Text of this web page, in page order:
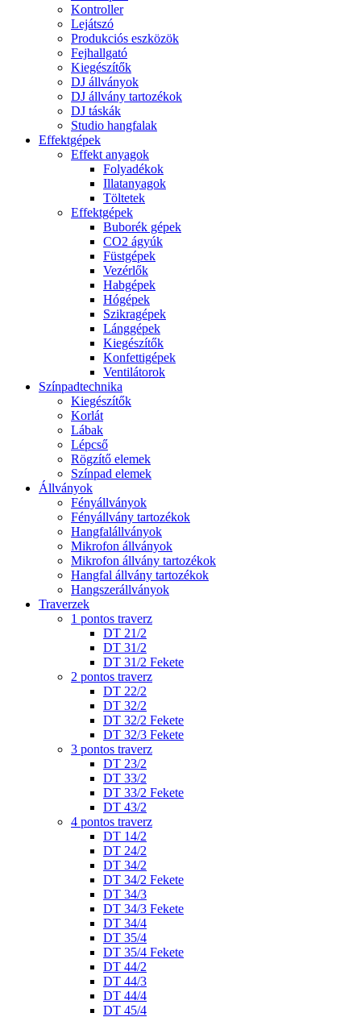
Kontroller
Lejátszó
Produkciós eszközök
Fejhallgató
Kiegészítők
DJ állványok
DJ állvány tartozékok
DJ táskák
Studio hangfalak
Effektgépek
Effekt anyagok
Folyadékok
Illatanyagok
Töltetek
Effektgépek
Buborék gépek
CO2 ágyúk
Füstgépek
Vezérlők
Habgépek
Hógépek
Szikragépek
Lánggépek
Kiegészítők
Konfettigépek
Ventilátorok
Színpadtechnika
Kiegészítők
Korlát
Lábak
Lépcső
Rögzítő elemek
Színpad elemek
Állványok
Fényállványok
Fényállvány tartozékok
Hangfalállványok
Mikrofon állványok
Mikrofon állvány tartozékok
Hangfal állvány tartozékok
Hangszerállványok
Traverzek
1 pontos traverz
DT 21/2
DT 31/2
DT 31/2 Fekete
2 pontos traverz
DT 22/2
DT 32/2
DT 32/2 Fekete
DT 32/3 Fekete
3 pontos traverz
DT 23/2
DT 33/2
DT 33/2 Fekete
DT 43/2
4 pontos traverz
DT 14/2
DT 24/2
DT 34/2
DT 34/2 Fekete
DT 34/3
DT 34/3 Fekete
DT 34/4
DT 35/4
DT 35/4 Fekete
DT 44/2
DT 44/3
DT 44/4
DT 45/4